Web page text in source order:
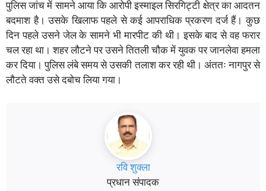
पुलिस जांच में सामने आया कि आरोपी इस्माइल सिरगिट्टी क्षेत्र का आदतन
बदमाश है। उसके खिलाफ पहले से कई आपराधिक प्रकरण दर्ज हैं। कुछ
दिन पहले उसने जेल के सामने भी मारपीट की थी। इसके बाद से वह फरार
चल रहा था। शहर लौटने पर उसने तितली चौक में युवक पर जानलेवा हमला
कर दिया। पुलिस लंबे समय से उसकी तलाश कर रही थी। अंततः नागपुर से
लौटते वक्त उसे दबोच लिया गया।
रवि शुक्ला
प्रधान संपादक